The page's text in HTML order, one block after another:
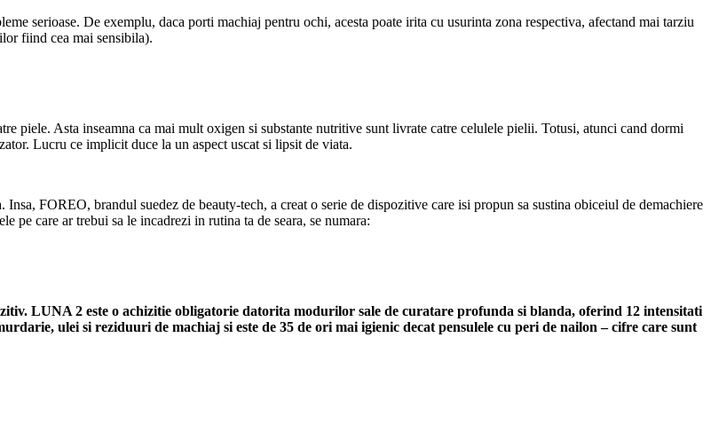
serioase. De exemplu, daca porti machiaj pentru ochi, acesta poate irita cu usurinta zona respectiva, afectand mai tarziu
fiind cea mai sensibila).
piele. Asta inseamna ca mai mult oxigen si substante nutritive sunt livrate catre celulele pielii. Totusi, atunci cand dormi
Lucru ce implicit duce la un aspect uscat si lipsit de viata.
FOREO, brandul suedez de beauty-tech, a creat o serie de dispozitive care isi propun sa sustina obiceiul de demachiere
pe care ar trebui sa le incadrezi in rutina ta de seara, se numara:
LUNA 2 este o achizitie obligatorie datorita modurilor sale de curatare profunda si blanda, oferind 12 intensitati
ulei si reziduuri de machiaj si este de 35 de ori mai igienic decat pensulele cu peri de nailon – cifre care sunt